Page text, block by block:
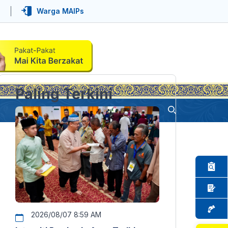
Warga MAIPs
Paling Terkini
2026/08/07 8:59 AM